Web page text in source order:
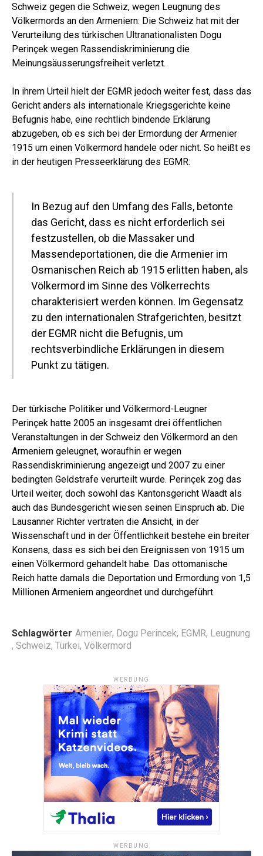
Schweiz gegen die Schweiz, wegen Leugnung des
Völkermords an den Armeniern: Die Schweiz hat mit der
Verurteilung des türkischen Ultranationalisten Dogu
Perinçek wegen Rassendiskriminierung die
Meinungsäusserungsfreiheit verletzt.
In ihrem Urteil hielt der EGMR jedoch weiter fest, dass das
Gericht anders als internationale Kriegsgerichte keine
Befugnis habe, eine rechtlich bindende Erklärung
abzugeben, ob es sich bei der Ermordung der Armenier
1915 um einen Völkermord handele oder nicht. So heißt es
in der heutigen Presseerklärung des EGMR:
In Bezug auf den Umfang des Falls, betonte
das Gericht, dass es nicht erforderlich sei
festzustellen, ob die Massaker und
Massendeportationen, die die Armenier im
Osmanischen Reich ab 1915 erlitten haben, als
Völkermord im Sinne des Völkerrechts
charakterisiert werden können. Im Gegensatz
zu den internationalen Strafgerichten, besitzt
der EGMR nicht die Befugnis, um
rechtsverbindliche Erklärungen in diesem
Punkt zu tätigen.
Der türkische Politiker und Völkermord-Leugner
Perinçek hatte 2005 an insgesamt drei öffentlichen
Veranstaltungen in der Schweiz den Völkermord an den
Armeniern geleugnet, woraufhin er wegen
Rassendiskriminierung angezeigt und 2007 zu einer
bedingten Geldstrafe verurteilt wurde. Perinçek zog das
Urteil weiter, doch sowohl das Kantonsgericht Waadt als
auch das Bundesgericht wiesen seinen Einspruch ab. Die
Lausanner Richter vertraten die Ansicht, in der
Wissenschaft und in der Öffentlichkeit bestehe ein breiter
Konsens, dass es sich bei den Ereignissen von 1915 um
einen Völkermord gehandelt habe. Das ottomanische
Reich hatte damals die Deportation und Ermordung von 1,5
Millionen Armeniern angeordnet und durchgeführt.
Schlagwörter Armenier, Dogu Perincek, EGMR, Leugnung
, Schweiz, Türkei, Völkermord
WERBUNG
WERBUNG